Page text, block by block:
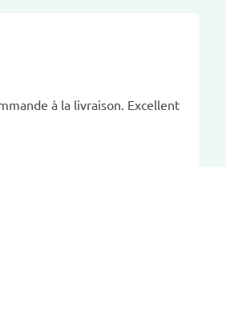
à la livraison. Excellent